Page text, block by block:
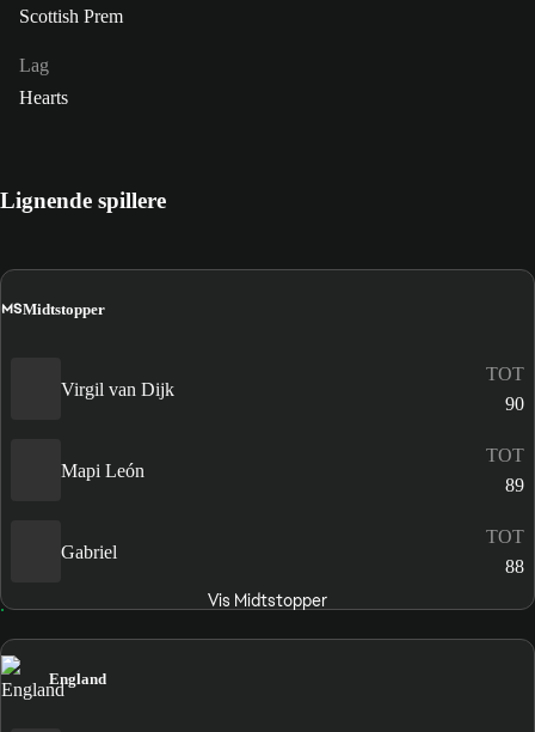
Scottish Prem
Lag
Hearts
Lignende spillere
MSMidtstopper
Virgil van Dijk
TOT
90
Mapi León
TOT
89
Gabriel
TOT
88
Vis Midtstopper
England